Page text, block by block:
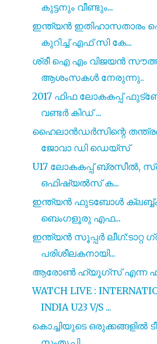
കുട്ടനും വീണ്ടും...
ഇന്ത്യൻ ഇതിഹാസതാരം
കുറിച്ച് എഫ് സി കേ...
ശ്രീ ഐ എം വിജയൻ സൗത്ത്
ആശംസകൾ നേരുന്നു..
2017 ഫിഫ ലോകകപ്പ്
വണ്ടർ കിഡ് ...
ഹൈലാൻഡർസിന്റെ
ജോവാ ഡി ഡെയ്സ്
U17 ലോകകപ്പ് ബ്രസീൽ,
ഒഫിഷ്യൽസ് ക...
ഇന്ത്യൻ ഫുടബോൾ
ബെംഗളൂരു എഫ...
ഇന്ത്യൻ സൂപ്പർ ലീഗ്:ടാറ്റ
പരിശീലകനായി...
ആരോൺ ഹ്യൂഗ്സ് എന്ന
WATCH LIVE :
INDIA U23 V/S ...
കൊച്ചിയുടെ ഒരുക്കങ്ങളിൽ